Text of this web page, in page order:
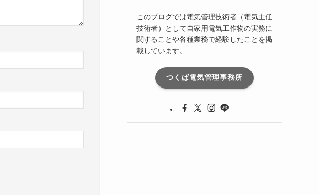
このブログでは電気管理技術者（電気主任
技術者）として自家用電気工作物の実務に
関することや各種業務で経験したことを掲
載しています。
つくば電気管理事務所